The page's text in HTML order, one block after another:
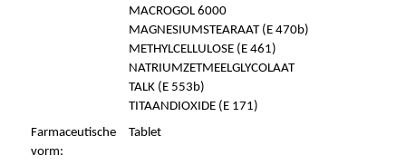
MACROGOL 6000
MAGNESIUMSTEARAAT (E 470b)
METHYLCELLULOSE (E 461)
NATRIUMZETMEELGLYCOLAAT
TALK (E 553b)
TITAANDIOXIDE (E 171)
Farmaceutische
vorm:
Tablet